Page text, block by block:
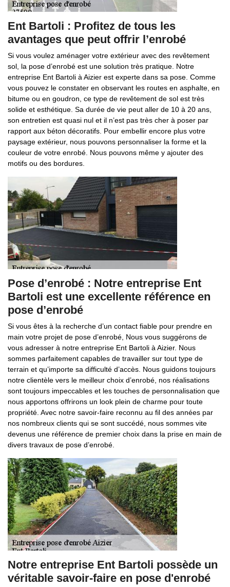
Ent Bartoli : Profitez de tous les
avantages que peut offrir l’enrobé
Si vous voulez aménager votre extérieur avec des revêtement
sol, la pose d’enrobé est une solution très pratique. Notre
entreprise Ent Bartoli à Aizier est experte dans sa pose. Comme
vous pouvez le constater en observant les routes en asphalte, en
bitume ou en goudron, ce type de revêtement de sol est très
solide et esthétique. Sa durée de vie peut aller de 10 à 20 ans,
son entretien est quasi nul et il n’est pas très cher à poser par
rapport aux béton décoratifs. Pour embellir encore plus votre
paysage extérieur, nous pouvons personnaliser la forme et la
couleur de votre enrobé. Nous pouvons même y ajouter des
motifs ou des bordures.
Pose d’enrobé : Notre entreprise Ent
Bartoli est une excellente référence en
pose d’enrobé
Si vous êtes à la recherche d’un contact fiable pour prendre en
main votre projet de pose d’enrobé, Nous vous suggérons de
vous adresser à notre entreprise Ent Bartoli à Aizier. Nous
sommes parfaitement capables de travailler sur tout type de
terrain et qu’importe sa difficulté d’accès. Nous guidons toujours
notre clientèle vers le meilleur choix d’enrobé, nos réalisations
sont toujours impeccables et les touches de personnalisation que
nous apportons offrirons un look plein de charme pour toute
propriété. Avec notre savoir-faire reconnu au fil des années par
nos nombreux clients qui se sont succédé, nous sommes vite
devenus une référence de premier choix dans la prise en main de
divers travaux de pose d’enrobé.
Notre entreprise Ent Bartoli possède un
véritable savoir-faire en pose d'enrobé